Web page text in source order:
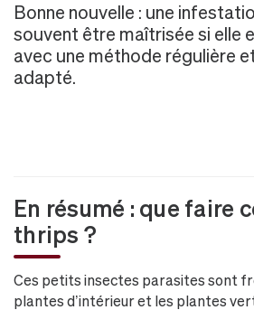
Bonne nouvelle : une
souvent être maîtrisée si elle
avec une méthode régulière
adapté.
En résumé : que faire
thrips ?
Ces petits insectes parasites sont
plantes d’intérieur et les plantes